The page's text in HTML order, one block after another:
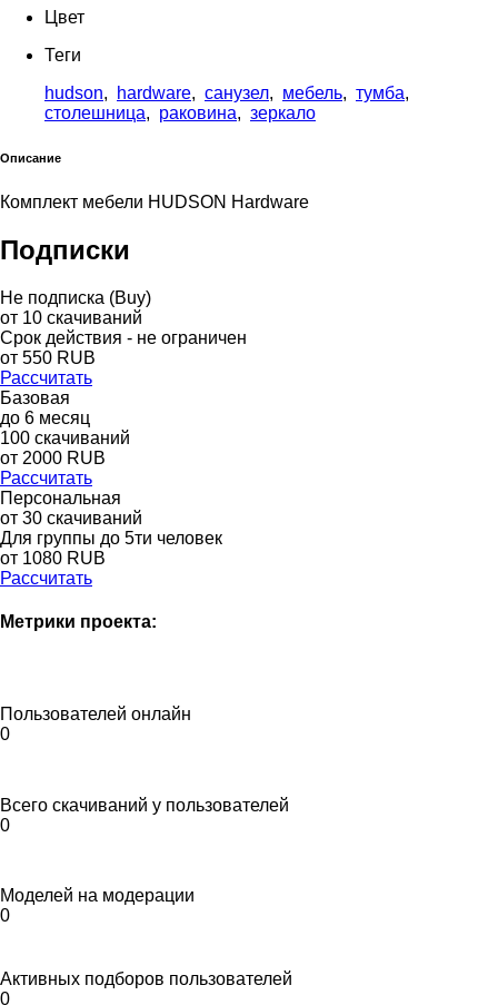
Цвет
Теги
hudson, hardware, санузел, мебель, тумба,
столешница, раковина, зеркало
Описание
Комплект мебели HUDSON Hardware
Подписки
Не подписка (Buy)
от 10 скачиваний
Срок действия - не ограничен
от 550 RUB
Рассчитать
Базовая
до 6 месяц
100 скачиваний
от 2000 RUB
Рассчитать
Персональная
от 30 скачиваний
Для группы до 5ти человек
от 1080 RUB
Рассчитать
Метрики проекта:
Пользователей онлайн
0
Всего скачиваний у пользователей
0
Моделей на модерации
0
Активных подборов пользователей
0